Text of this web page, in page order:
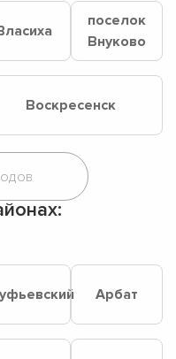
поселок
Внуково
Воскресенск
Арбат